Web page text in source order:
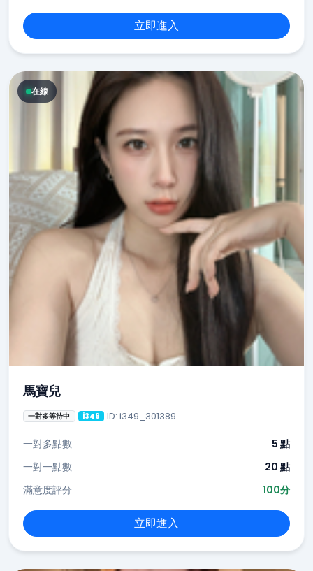
立即進入
在線
馬寶兒
一對多等待中 i349 ID: i349_301389
一對多點數
5 點
一對一點數
20 點
滿意度評分
100分
立即進入